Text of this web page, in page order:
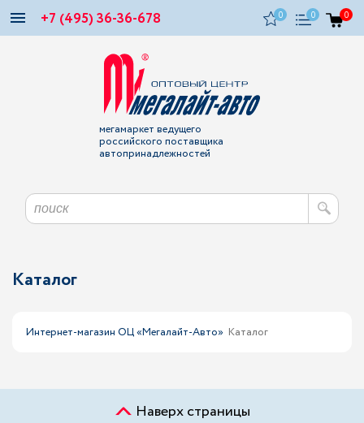
+7 (495) 36-36-678 0 0 0
мегамаркет ведущего
российского поставщика
автопринадлежностей
Каталог
Интернет-магазин ОЦ «Мегалайт-Авто» Каталог
Наверх страницы